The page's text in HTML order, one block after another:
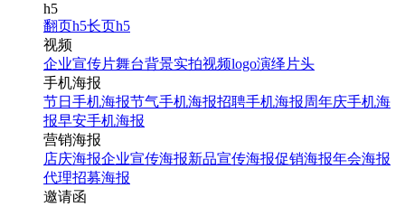
h5
翻页h5长页h5
视频
企业宣传片舞台背景实拍视频logo演绎 片头
手机海报
节日手机海报节气手机海报招聘手机海报周年庆手机海
报早安手机海报
营销海报
店庆海报企业宣传海报新品宣传海报促销海报年会海报
代理招募海报
邀请函